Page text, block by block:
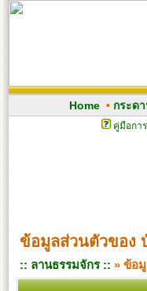
Home• กระด
คู่มือกา
ข้อมูลส่วนตัวของ
:: ลานธรรมจักร :: » ข้อ